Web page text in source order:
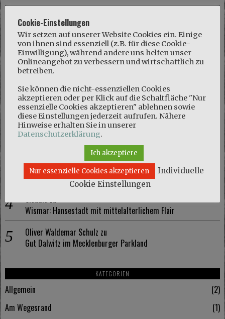
Mariezu
Naturschutzgebiet Kösterbeck und eine kuriose Entdeckung
Olaf Schmidtzu
Naturschutzgebiet Kösterbeck und eine kuriose Entdeckung
Mariezu
Wismar: Hansestadt mit mittelalterlichem Flair
Claudiazu
Wismar: Hansestadt mit mittelalterlichem Flair
Oliver Waldemar Schulz zu
Gut Dalwitz im Mecklenburger Parkland
KATEGORIEN
Allgemein
2
Am Wegesrand
1
Cookie-Einstellungen
Wir setzen auf unserer Website Cookies ein. Einige
von ihnen sind essenziell (z.B. für diese Cookie-
Einwilligung), während andere uns helfen unser
Onlineangebot zu verbessern und wirtschaftlich zu
betreiben.
Sie können die nicht-essenziellen Cookies
akzeptieren oder per Klick auf die Schaltfläche "Nur
essenzielle Cookies akzeptieren" ablehnen sowie
diese Einstellungen jederzeit aufrufen. Nähere
Hinweise erhalten Sie in unserer
Datenschutzerklärung.
Ich akzeptiere
Nur essenzielle Cookies akzeptieren
Individuelle
Cookie Einstellungen